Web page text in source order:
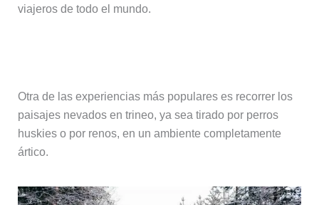
viajeros de todo el mundo.
Otra de las experiencias más populares es recorrer los
paisajes nevados en trineo, ya sea tirado por perros
huskies o por renos, en un ambiente completamente
ártico.